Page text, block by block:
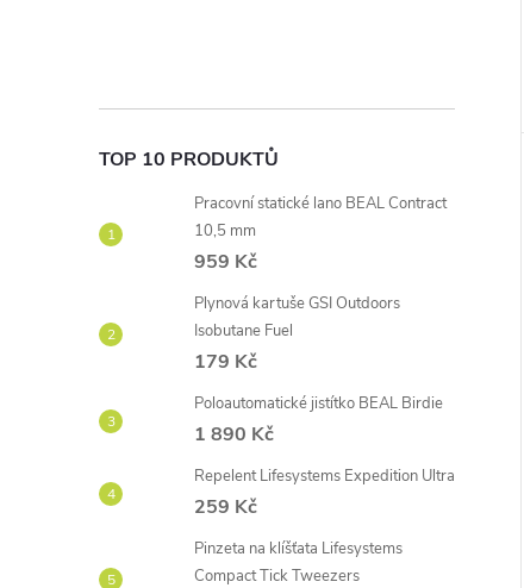
TOP 10 PRODUKTŮ
Pracovní statické lano BEAL Contract
10,5 mm
959 Kč
Plynová kartuše GSI Outdoors
Isobutane Fuel
179 Kč
Poloautomatické jistítko BEAL Birdie
1 890 Kč
Repelent Lifesystems Expedition Ultra
259 Kč
Pinzeta na klíšťata Lifesystems
Compact Tick Tweezers